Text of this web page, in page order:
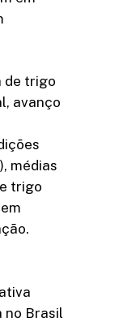
de trigo
avanço
médias
trigo
no Brasil